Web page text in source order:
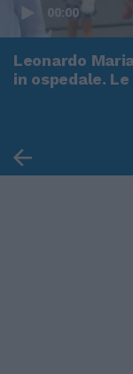
00:00
Leonardo
in ospedale.